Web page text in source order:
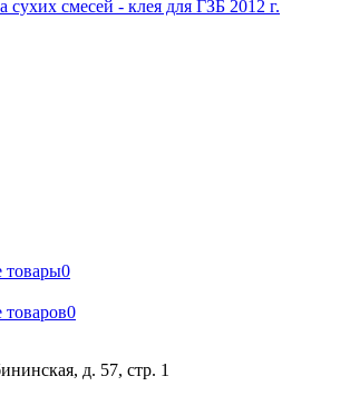
сухих смесей - клея для ГЗБ 2012 г.
товары0
0
д. 57, стр. 1